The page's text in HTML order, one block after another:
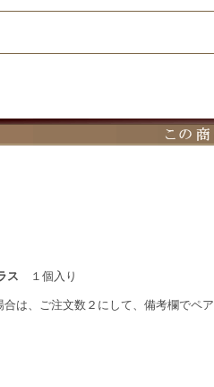
ス １個入り
合は、ご注文数２にして、備考欄でペア